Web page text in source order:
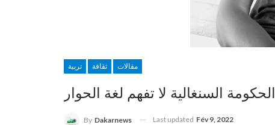
تربية ثقافة مقالات
الحكومة السنغالية لا تفهم لغة الحوار
By Dakarnews Last updated Fév 9, 2022